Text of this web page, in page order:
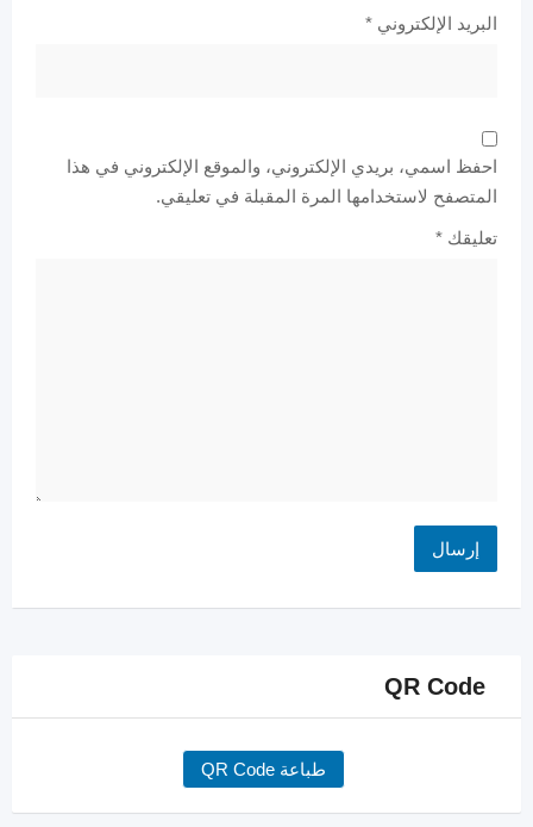
البريد الإلكتروني *
احفظ اسمي، بريدي الإلكتروني، والموقع الإلكتروني في هذا
المتصفح لاستخدامها المرة المقبلة في تعليقي.
تعليقك *
QR Code
طباعة QR Code